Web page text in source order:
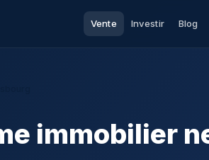
Vente Investir Blog
immobilier